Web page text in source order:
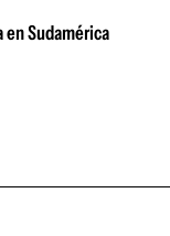
Sudamérica